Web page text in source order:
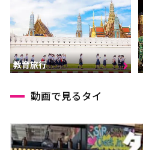
教育旅行
動画で見るタイ